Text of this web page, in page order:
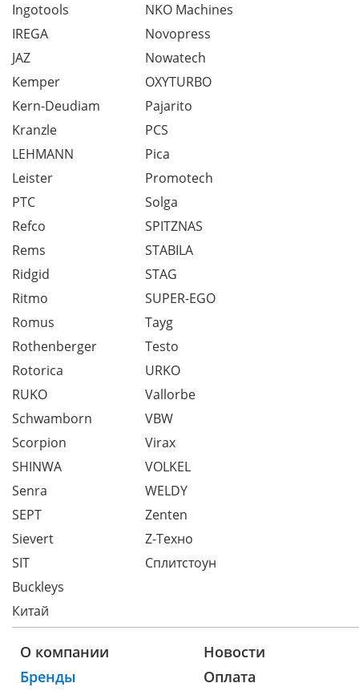
Ingotools
IREGA
JAZ
Kemper
Kern-Deudiam
Kranzle
LEHMANN
Leister
NKO Machines
Novopress
Nowatech
OXYTURBO
Pajarito
PCS
Pica
Promotech
PTC
Refco
Rems
Ridgid
Ritmo
Romus
Rothenberger
Rotorica
RUKO
Schwamborn
Scorpion
SHINWA
Senra
SEPT
Sievert
SIT
Solga
SPITZNAS
STABILA
STAG
SUPER-EGO
Tayg
Testo
URKO
Vallorbe
VBW
Virax
VOLKEL
WELDY
Zenten
Z-Техно
Сплитстоун
Buckleys
Китай
О компании
Новости
Бренды
Оплата